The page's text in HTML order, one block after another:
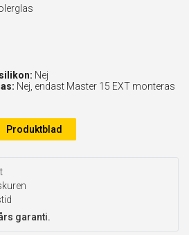
Nej
Nej, endast Master 15 EXT monteras
Produktblad
garanti.